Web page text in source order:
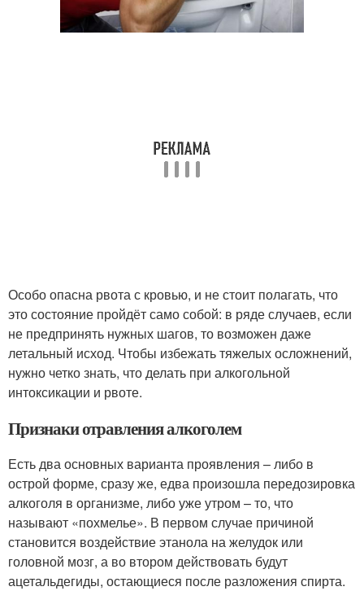
Особо опасна рвота с кровью, и не стоит полагать, что
это состояние пройдёт само собой: в ряде случаев, если
не предпринять нужных шагов, то возможен даже
летальный исход. Чтобы избежать тяжелых осложнений,
нужно четко знать, что делать при алкогольной
интоксикации и рвоте.
Признаки отравления алкоголем
Есть два основных варианта проявления – либо в
острой форме, сразу же, едва произошла передозировка
алкоголя в организме, либо уже утром – то, что
называют «похмелье». В первом случае причиной
становится воздействие этанола на желудок или
головной мозг, а во втором действовать будут
ацетальдегиды, остающиеся после разложения спирта.